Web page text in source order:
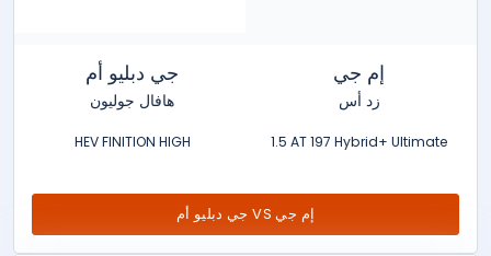
جي دبليو أم
هافال جوليون
HEV FINITION HIGH
إم جي
زد أس
1.5 AT 197 Hybrid+ Ultimate
جي دبليو أم VS إم جي